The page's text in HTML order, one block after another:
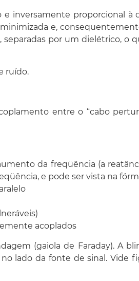
inversamente proporcional à
e,
por um dielétrico, o
ruído.
entre o “cabo
da freqüência (a
e pode ser vista na
acoplados
(gaiola de Faraday). A
lado da fonte de sinal. Vide